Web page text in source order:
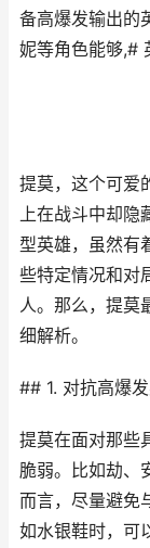
备高爆发输出的
妮等角色能够,#
提莫，这个可爱
上在战斗中却隐
型英雄，虽然有
些特定情况和对
人。那么，提莫
细解析。
## 1. 对抗高爆
提莫在面对那些
脆弱。比如劫、
而言，尽量避免
如水银鞋时，可